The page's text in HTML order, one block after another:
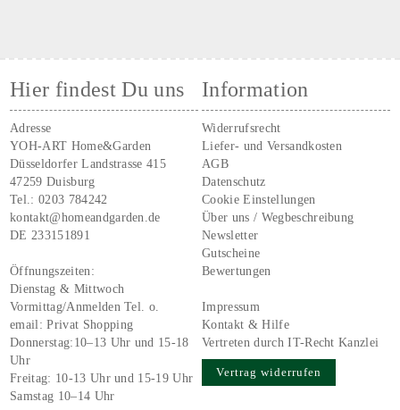
Hier findest Du uns
Adresse
YOH-ART Home&Garden
Düsseldorfer Landstrasse 415
47259 Duisburg
Tel.:0203 784242
kontakt@homeandgarden.de
DE 233151891
Öffnungszeiten:
Dienstag & Mittwoch
Vormittag/Anmelden Tel. o.
email:Privat Shopping
Donnerstag:10–13 Uhr und 15-18
Uhr
Freitag: 10-13 Uhr und 15-19 Uhr
Samstag 10–14 Uhr
Information
Widerrufsrecht
Liefer- und Versandkosten
AGB
Datenschutz
Cookie Einstellungen
Über uns / Wegbeschreibung
Newsletter
Gutscheine
Bewertungen
Impressum
Kontakt & Hilfe
Vertreten durch IT-Recht Kanzlei
Vertrag widerrufen